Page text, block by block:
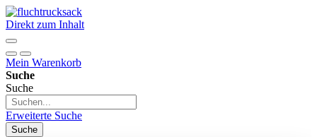
Direkt zum Inhalt
Mein Warenkorb
Suche
Suche
Erweiterte Suche
Suche